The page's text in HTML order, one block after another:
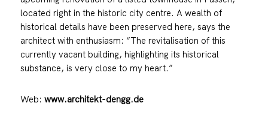
located right in the historic city centre. A wealth of
historical details have been preserved here, says the
architect with enthusiasm: “The revitalisation of this
currently vacant building, highlighting its historical
substance, is very close to my heart.”
Web: www.architekt-dengg.de